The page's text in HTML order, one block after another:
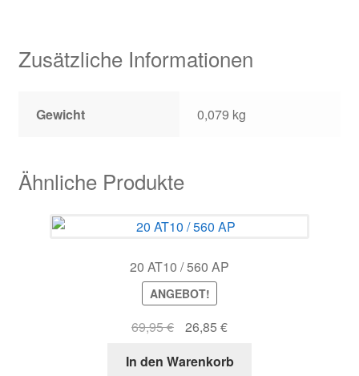
Zahlungsarten
Zusätzliche Informationen
Gewicht 0,079 kg
Ähnliche Produkte
20 AT10 / 560 AP
ANGEBOT!
69,95€
Ursprünglicher
war:
26,85 €Aktueller
ist:
In den Warenkorb